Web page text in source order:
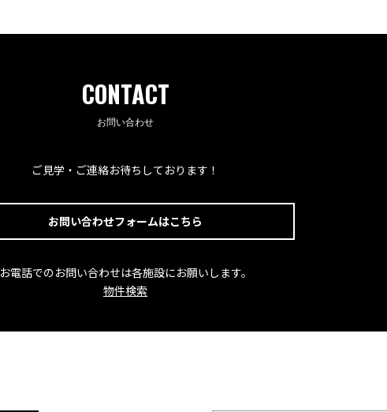
CONTACT
お問い合わせ
ご見学・ご連絡お待ちしております！
お問い合わせフォームはこちら
お電話でのお問い合わせは各施設にお願いします。
物件検索